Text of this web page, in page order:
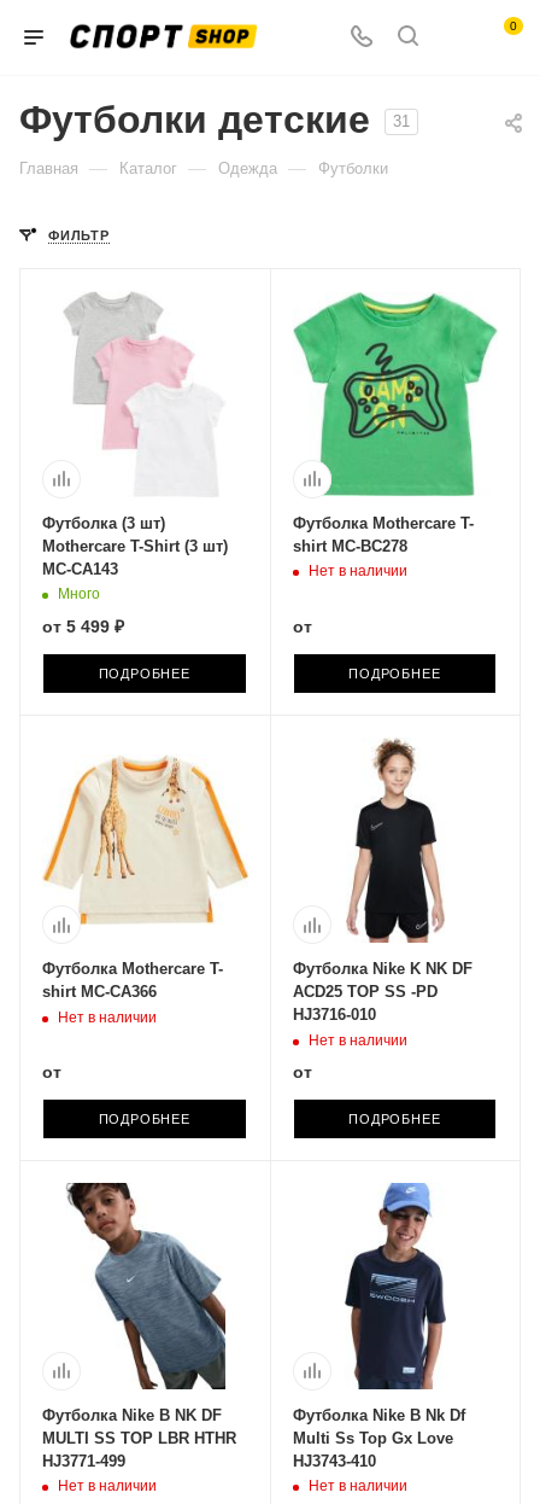
0
Футболки детские 31
Главная — Каталог — Одежда — Футболки
ФИЛЬТР
Футболка (3 шт)
Mothercare T-Shirt (3 шт)
MC-CA143
Много
от 5 499 ₽
ПОДРОБНЕЕ
Футболка Mothercare T-
shirt MC-BC278
Нет в наличии
от
ПОДРОБНЕЕ
Футболка Mothercare T-
shirt MC-CA366
Нет в наличии
от
ПОДРОБНЕЕ
Футболка Nike K NK DF
ACD25 TOP SS -PD
HJ3716-010
Нет в наличии
от
ПОДРОБНЕЕ
Футболка Nike B NK DF
MULTI SS TOP LBR HTHR
HJ3771-499
Нет в наличии
Футболка Nike B Nk Df
Multi Ss Top Gx Love
HJ3743-410
Нет в наличии